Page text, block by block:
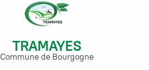
TRAMAYES
Commune de Bourgogne